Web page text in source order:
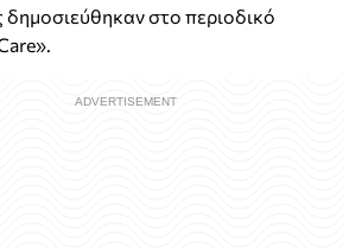
δημοσιεύθηκαν στο περιοδικό